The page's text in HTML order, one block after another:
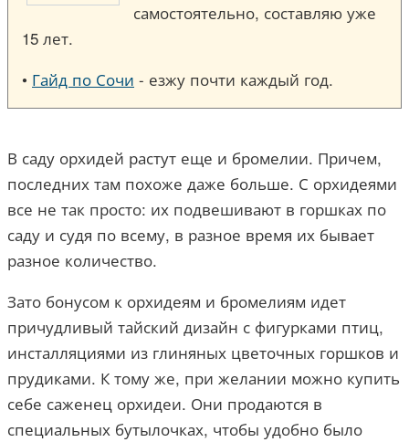
самостоятельно, составляю уже
15 лет.
• Гайд по Сочи - езжу почти каждый год.
В саду орхидей растут еще и бромелии. Причем,
последних там похоже даже больше. С орхидеями
все не так просто: их подвешивают в горшках по
саду и судя по всему, в разное время их бывает
разное количество.
Зато бонусом к орхидеям и бромелиям идет
причудливый тайский дизайн с фигурками птиц,
инсталляциями из глиняных цветочных горшков и
прудиками. К тому же, при желании можно купить
себе саженец орхидеи. Они продаются в
специальных бутылочках, чтобы удобно было